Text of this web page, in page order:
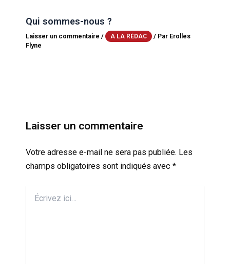
Qui sommes-nous ?
Laisser un commentaire / A LA RÉDAC / Par Erolles
Flyne
Laisser un commentaire
Votre adresse e-mail ne sera pas publiée. Les
champs obligatoires sont indiqués avec *
ici…